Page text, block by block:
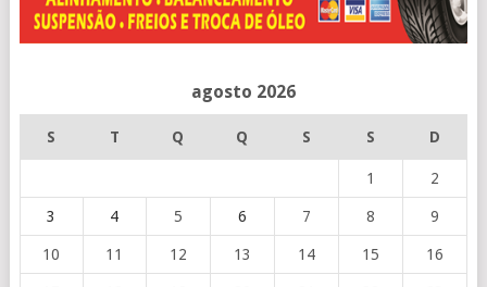
agosto 2026
S T Q Q S S D
1 2
3 4 5 6 7 8 9
10 11 12 13 14 15 16